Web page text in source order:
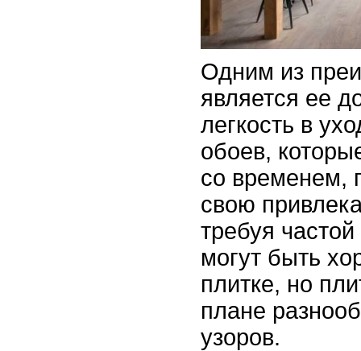
Одним из
является ее
легкость в
обоев,
со временем,
свою
требуя
могут быть
плитке, но
плане
узоров.